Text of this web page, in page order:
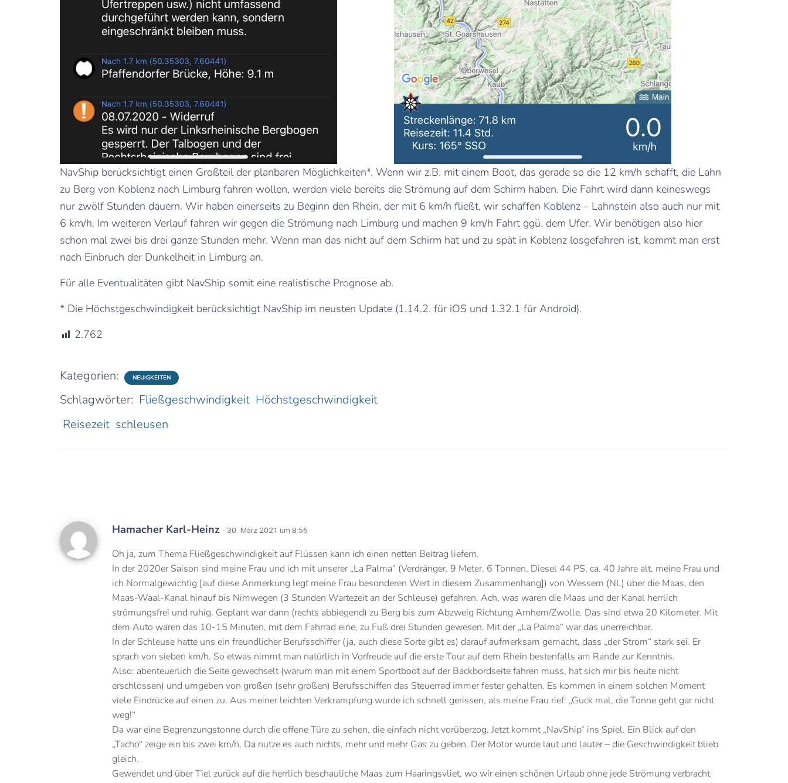
NavShip berücksichtigt einen Großteil der planbaren Möglichkeiten*. Wenn wir z.B. mit einem Boot, das gerade so die 12 km/h schafft, die Lahn
zu Berg von Koblenz nach Limburg fahren wollen, werden viele bereits die Strömung auf dem Schirm haben. Die Fahrt wird dann keineswegs
nur zwölf Stunden dauern. Wir haben einerseits zu Beginn den Rhein, der mit 6 km/h fließt, wir schaffen Koblenz – Lahnstein also auch nur mit
6 km/h. Im weiteren Verlauf fahren wir gegen die Strömung nach Limburg und machen 9 km/h Fahrt ggü. dem Ufer. Wir benötigen also hier
schon mal zwei bis drei ganze Stunden mehr. Wenn man das nicht auf dem Schirm hat und zu spät in Koblenz losgefahren ist, kommt man erst
nach Einbruch der Dunkelheit in Limburg an.
Für alle Eventualitäten gibt NavShip somit eine realistische Prognose ab.
* Die Höchstgeschwindigkeit berücksichtigt NavShip im neusten Update (1.14.2. für iOS und 1.32.1 für Android).
2.762
Kategorien: NEUIGKEITEN
Schlagwörter: Fließgeschwindigkeit Höchstgeschwindigkeit
Reisezeit schleusen
Hamacher Karl-Heinz · 30. März 2021 um 8:56
Oh ja, zum Thema Fließgeschwindigkeit auf Flüssen kann ich einen netten Beitrag liefern.
In der 2020er Saison sind meine Frau und ich mit unserer „La Palma“ (Verdränger, 9 Meter, 6 Tonnen, Diesel 44 PS, ca. 40 Jahre alt, meine Frau und
ich Normalgewichtig [auf diese Anmerkung legt meine Frau besonderen Wert in diesem Zusammenhang]) von Wessem (NL) über die Maas, den
Maas-Waal-Kanal hinauf bis Nimwegen (3 Stunden Wartezeit an der Schleuse) gefahren. Ach, was waren die Maas und der Kanal herrlich
strömungsfrei und ruhig. Geplant war dann (rechts abbiegend) zu Berg bis zum Abzweig Richtung Arnhem/Zwolle. Das sind etwa 20 Kilometer. Mit
dem Auto wären das 10-15 Minuten, mit dem Fahrrad eine, zu Fuß drei Stunden gewesen. Mit der „La Palma“ war das unerreichbar.
In der Schleuse hatte uns ein freundlicher Berufsschiffer (ja, auch diese Sorte gibt es) darauf aufmerksam gemacht, dass „der Strom“ stark sei. Er
sprach von sieben km/h. So etwas nimmt man natürlich in Vorfreude auf die erste Tour auf dem Rhein bestenfalls am Rande zur Kenntnis.
Also: abenteuerlich die Seite gewechselt (warum man mit einem Sportboot auf der Backbordseite fahren muss, hat sich mir bis heute nicht
erschlossen) und umgeben von großen (sehr großen) Berufsschiffen das Steuerrad immer fester gehalten. Es kommen in einem solchen Moment
viele Eindrücke auf einen zu. Aus meiner leichten Verkrampfung wurde ich schnell gerissen, als meine Frau rief: „Guck mal, die Tonne geht gar nicht
weg!“
Da war eine Begrenzungstonne durch die offene Türe zu sehen, die einfach nicht vorüberzog. Jetzt kommt „NavShip“ ins Spiel. Ein Blick auf den
„Tacho“ zeige ein bis zwei km/h. Da nutze es auch nichts, mehr und mehr Gas zu geben. Der Motor wurde laut und lauter – die Geschwindigkeit blieb
gleich.
Gewendet und über Tiel zurück auf die herrlich beschauliche Maas zum Haaringsvliet, wo wir einen schönen Urlaub ohne jede Strömung verbracht